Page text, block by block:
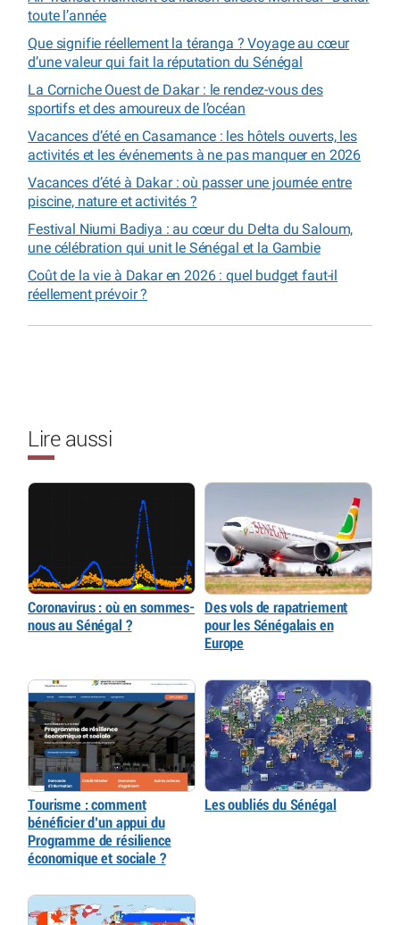
toute l’année
Que signifie réellement la téranga ? Voyage au cœur
d’une valeur qui fait la réputation du Sénégal
La Corniche Ouest de Dakar : le rendez-vous des
sportifs et des amoureux de l’océan
Vacances d’été en Casamance : les hôtels ouverts, les
activités et les événements à ne pas manquer en 2026
Vacances d’été à Dakar : où passer une journée entre
piscine, nature et activités ?
Festival Niumi Badiya : au cœur du Delta du Saloum,
une célébration qui unit le Sénégal et la Gambie
Coût de la vie à Dakar en 2026 : quel budget faut-il
réellement prévoir ?
Lire aussi
Coronavirus : où en sommes-
nous au Sénégal ?
Des vols de rapatriement
pour les Sénégalais en
Europe
Tourisme : comment
bénéficier d’un appui du
Programme de résilience
économique et sociale ?
Les oubliés du Sénégal